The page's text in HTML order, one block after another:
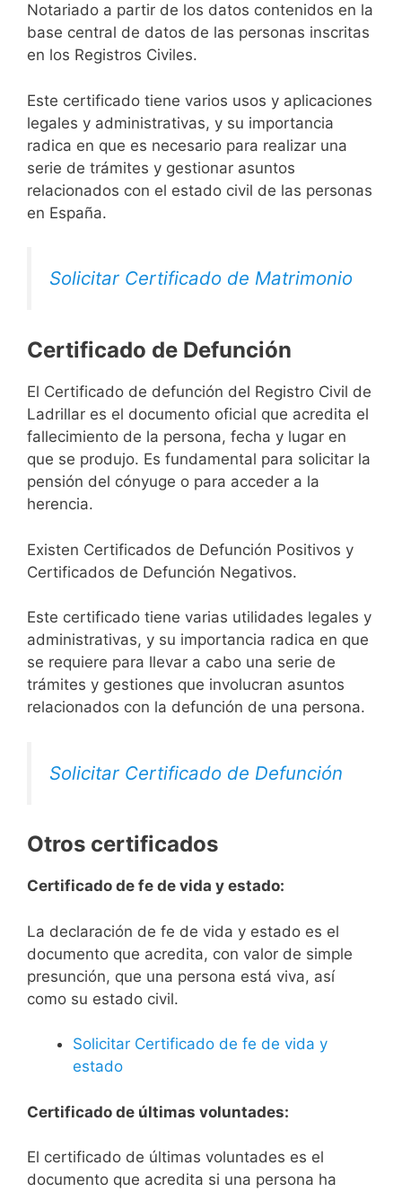
Notariado a partir de los datos contenidos en la
base central de datos de las personas inscritas
en los Registros Civiles.
Este certificado tiene varios usos y aplicaciones
legales y administrativas, y su importancia
radica en que es necesario para realizar una
serie de trámites y gestionar asuntos
relacionados con el estado civil de las personas
en España.
Solicitar Certificado de Matrimonio
Certificado de Defunción
El Certificado de defunción del Registro Civil de
Ladrillar es el documento oficial que acredita el
fallecimiento de la persona, fecha y lugar en
que se produjo. Es fundamental para solicitar la
pensión del cónyuge o para acceder a la
herencia.
Existen Certificados de Defunción Positivos y
Certificados de Defunción Negativos.
Este certificado tiene varias utilidades legales y
administrativas, y su importancia radica en que
se requiere para llevar a cabo una serie de
trámites y gestiones que involucran asuntos
relacionados con la defunción de una persona.
Solicitar Certificado de Defunción
Otros certificados
Certificado de fe de vida y estado:
La declaración de fe de vida y estado es el
documento que acredita, con valor de simple
presunción, que una persona está viva, así
como su estado civil.
Solicitar Certificado de fe de vida y
estado
Certificado de últimas voluntades:
El certificado de últimas voluntades es el
documento que acredita si una persona ha